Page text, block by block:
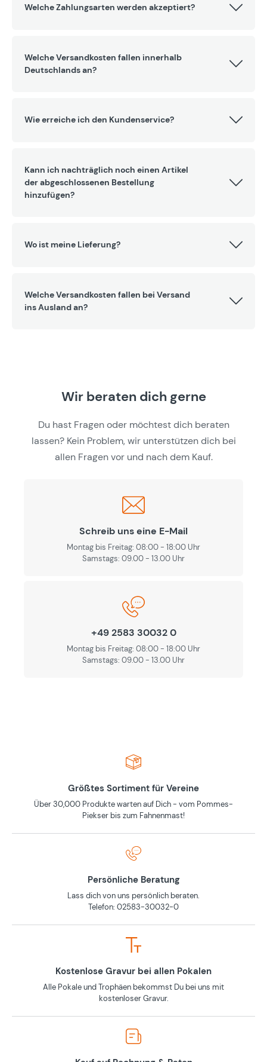
Welche Zahlungsarten werden akzeptiert?
Welche Versandkosten fallen innerhalb
Deutschlands an?
Wie erreiche ich den Kundenservice?
Kann ich nachträglich noch einen Artikel
der abgeschlossenen Bestellung
hinzufügen?
Wo ist meine Lieferung?
Welche Versandkosten fallen bei Versand
ins Ausland an?
Wir beraten dich gerne
Du hast Fragen oder möchtest dich beraten
lassen? Kein Problem, wir unterstützen dich bei
allen Fragen vor und nach dem Kauf.
Schreib uns eine E-Mail
Montag bis Freitag: 08:00 - 18:00 Uhr
Samstags: 09.00 - 13.00 Uhr
+49 2583 30032 0
Montag bis Freitag: 08:00 - 18:00 Uhr
Samstags: 09.00 - 13.00 Uhr
Größtes Sortiment für Vereine
Über 30,000 Produkte warten auf Dich - vom Pommes-
Piekser bis zum Fahnenmast!
Persönliche Beratung
Lass dich von uns persönlich beraten.
Telefon: 02583-30032-0
Kostenlose Gravur bei allen Pokalen
Alle Pokale und Trophäen bekommst Du bei uns mit
kostenloser Gravur.